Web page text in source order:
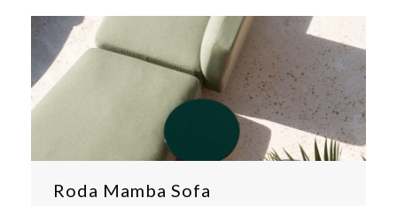
Roda Mamba Sofa